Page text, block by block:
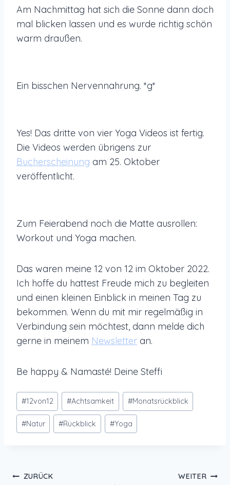
Am Nachmittag hat sich die Sonne dann doch
mal blicken lassen und es wurde richtig schön
warm draußen.
Ein bisschen Nervennahrung. *g*
Yes! Das dritte von vier Yoga Videos ist fertig.
Die Videos werden übrigens zur
Bucherscheinung am 25. Oktober
veröffentlicht.
Zum Feierabend noch die Matte ausrollen:
Workout und Yoga machen.
Das waren meine 12 von 12 im Oktober 2022.
Ich hoffe du hattest Freude mich zu begleiten
und einen kleinen Einblick in meinen Tag zu
bekommen. Wenn du mit mir regelmäßig in
Verbindung sein möchtest, dann melde dich
gerne in meinem Newsletter an.
Be happy & Namasté! Deine Steffi
Schlagworte:
#12von12 #Achtsamkeit #Monatsrückblick
#Natur #Rückblick #Yoga
Beitragsnavigation
ZURÜCK WEITER